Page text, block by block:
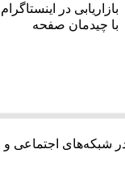
در اینستاگرام
با چیدمان صفحه
شبکه‌های اجتماعی و